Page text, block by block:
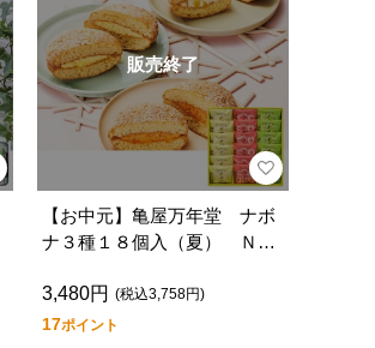
販売終了
【お中元】亀屋万年堂 ナボ
ナ３種１８個入（夏） ＮＣ
3,480円 (税込3,758円)
17ポイント